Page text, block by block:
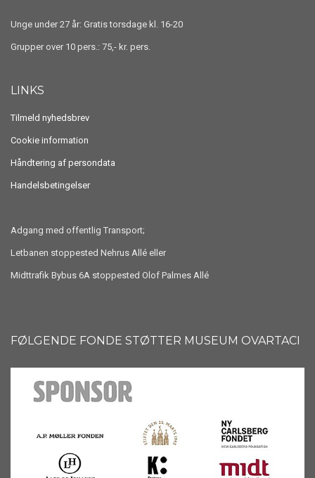
Unge under 27 år: Gratis torsdage kl. 16-20
Grupper over 10 pers.: 75,- kr. pers.
LINKS
Tilmeld nyhedsbrev
Cookie information
Håndtering af persondata
Handelsbetingelser
Adgang med offentlig Transport;
Letbanen stoppested Nehrus Allé eller
Midttrafik Bybus 6A stoppested Olof Palmes Allé
FØLGENDE FONDE STØTTER MUSEUM OVARTACI